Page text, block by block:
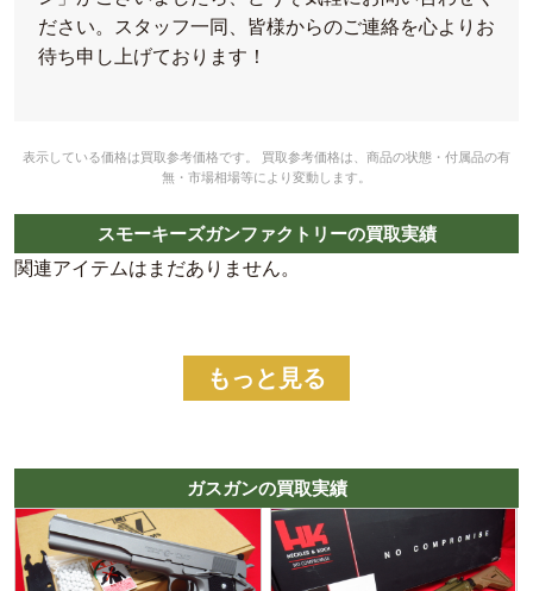
ださい。スタッフ一同、皆様からのご連絡を心よりお
待ち申し上げております！
表示している価格は買取参考価格です。 買取参考価格は、商品の状態・付属品の有
無・市場相場等により変動します。
スモーキーズガンファクトリーの買取実績
関連アイテムはまだありません。
もっと見る
ガスガンの買取実績